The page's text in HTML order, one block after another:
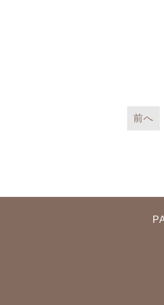
前へ